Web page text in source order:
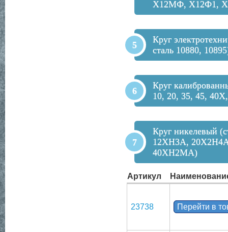
Х12МФ, Х12Ф1,
Круг
сталь 10880,
Круг
10, 20, 35, 45,
Круг никелевый
12ХН3А,
40ХН2МА)
Артикул
23738 Перейти в